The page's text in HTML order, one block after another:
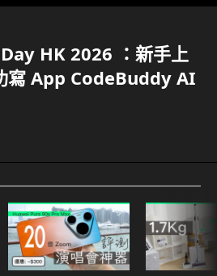
HK 2026 ：新手上
寫 App CodeBuddy AI